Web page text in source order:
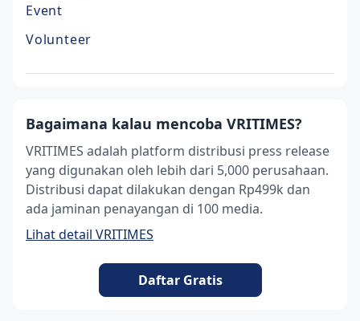
Event
Volunteer
Bagaimana kalau mencoba VRITIMES?
VRITIMES adalah platform distribusi press release
yang digunakan oleh lebih dari 5,000 perusahaan.
Distribusi dapat dilakukan dengan Rp499k dan
ada jaminan penayangan di 100 media.
Lihat detail VRITIMES
Daftar Gratis